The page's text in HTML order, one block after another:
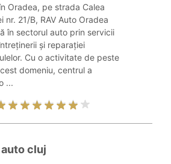
Oradea, pe strada Calea
nr. 21/B, RAV Auto Oradea
în sectorul auto prin servicii
și reparației
Cu o activitate de peste
domeniu, centrul a
...
cluj